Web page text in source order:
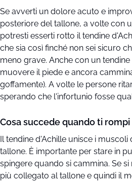
Se avverti un dolore acuto e
posteriore del tallone, a volte con
potresti esserti rotto il tendine
che sia così finché non sei sicuro
meno grave. Anche con un
muovere il piede e ancora
goffamente). A volte le persone
sperando che l'infortunio fosse
Cosa succede quando ti
Il tendine d'Achille unisce i
tallone. È importante per stare in
spingere quando si cammina. Se
più collegato al tallone e quindi il